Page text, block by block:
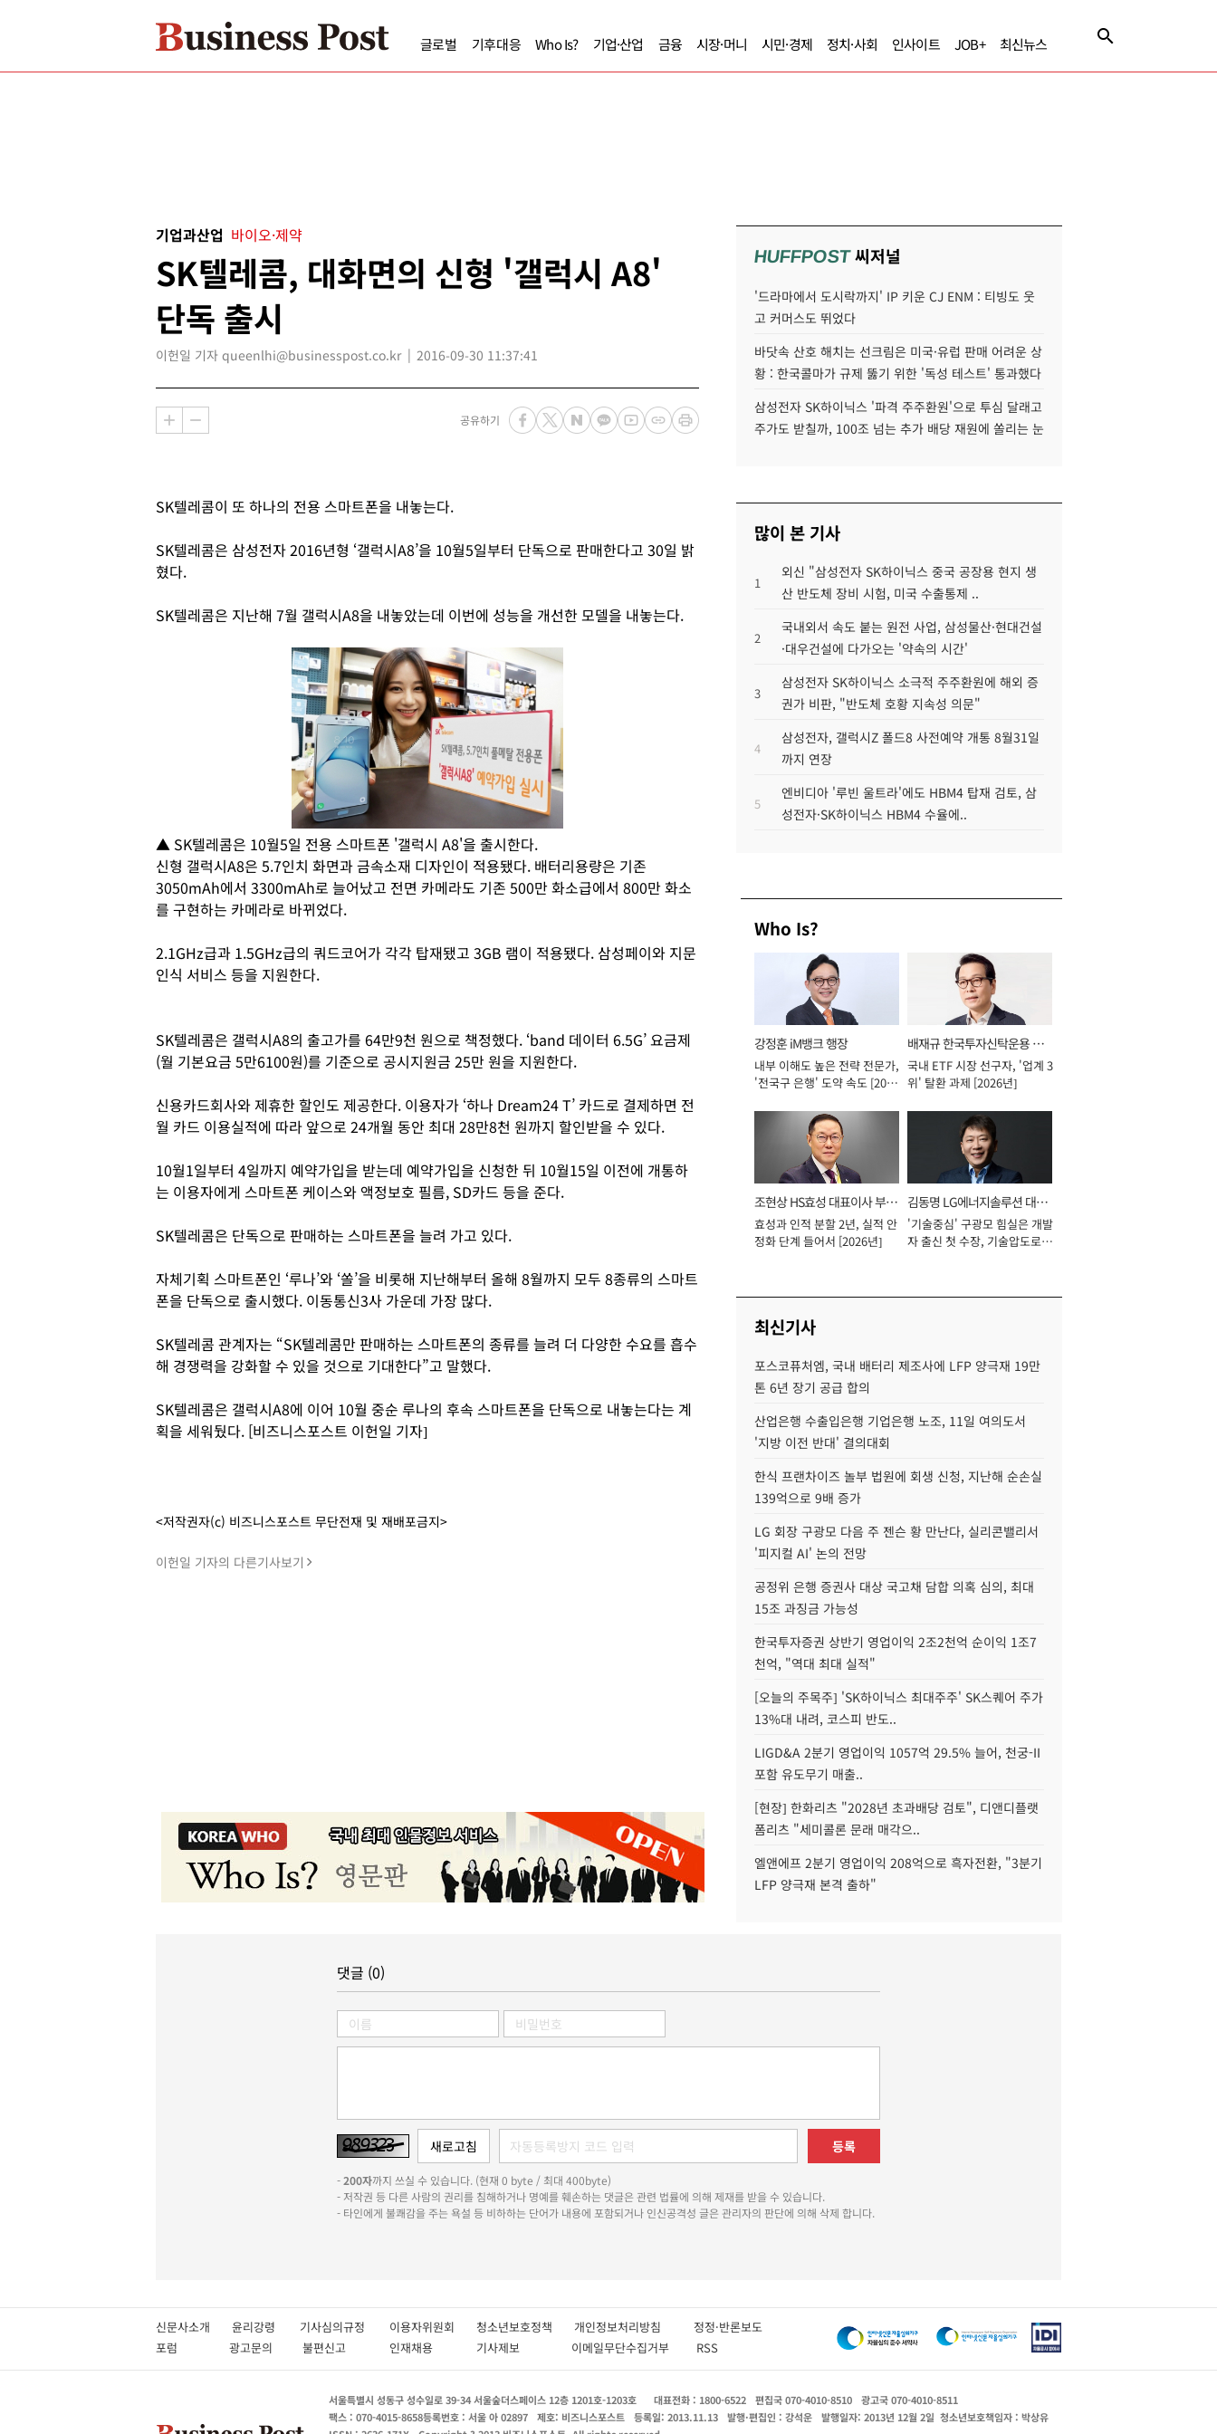
글로벌 기후대응 Who Is? 기업·산업 금융 시장·머니 시민·경제 정치·사회 인사이트 JOB+ 최신뉴스
기업과산업 바이오·제약
SK텔레콤, 대화면의 신형 '갤럭시 A8'
단독 출시
이헌일 기자 queenlhi@businesspost.co.kr 2016-09-30 11:37:41
공유하기
SK텔레콤이 또 하나의 전용 스마트폰을 내놓는다.
SK텔레콤은 삼성전자 2016년형 ‘갤럭시A8’을 10월5일부터 단독으로 판매한다고 30일 밝
혔다.
SK텔레콤은 지난해 7월 갤럭시A8을 내놓았는데 이번에 성능을 개선한 모델을 내놓는다.
▲ SK텔레콤은 10월5일 전용 스마트폰 '갤럭시 A8'을 출시한다.
신형 갤럭시A8은 5.7인치 화면과 금속소재 디자인이 적용됐다. 배터리용량은 기존
3050mAh에서 3300mAh로 늘어났고 전면 카메라도 기존 500만 화소급에서 800만 화소
를 구현하는 카메라로 바뀌었다.
2.1GHz급과 1.5GHz급의 쿼드코어가 각각 탑재됐고 3GB 램이 적용됐다. 삼성페이와 지문
인식 서비스 등을 지원한다.
SK텔레콤은 갤럭시A8의 출고가를 64만9천 원으로 책정했다. ‘band 데이터 6.5G’ 요금제
(월 기본요금 5만6100원)를 기준으로 공시지원금 25만 원을 지원한다.
신용카드회사와 제휴한 할인도 제공한다. 이용자가 ‘하나 Dream24 T’ 카드로 결제하면 전
월 카드 이용실적에 따라 앞으로 24개월 동안 최대 28만8천 원까지 할인받을 수 있다.
10월1일부터 4일까지 예약가입을 받는데 예약가입을 신청한 뒤 10월15일 이전에 개통하
는 이용자에게 스마트폰 케이스와 액정보호 필름, SD카드 등을 준다.
SK텔레콤은 단독으로 판매하는 스마트폰을 늘려 가고 있다.
자체기획 스마트폰인 ‘루나’와 ‘쏠’을 비롯해 지난해부터 올해 8월까지 모두 8종류의 스마트
폰을 단독으로 출시했다. 이동통신3사 가운데 가장 많다.
SK텔레콤 관계자는 “SK텔레콤만 판매하는 스마트폰의 종류를 늘려 더 다양한 수요를 흡수
해 경쟁력을 강화할 수 있을 것으로 기대한다”고 말했다.
SK텔레콤은 갤럭시A8에 이어 10월 중순 루나의 후속 스마트폰을 단독으로 내놓는다는 계
획을 세워뒀다. [비즈니스포스트 이헌일 기자]
<저작권자(c) 비즈니스포스트 무단전재 및 재배포금지>
이헌일 기자의 다른기사보기
HUFFPOST씨저널
'드라마에서 도시락까지' IP 키운 CJ ENM : 티빙도 웃
고 커머스도 뛰었다
바닷속 산호 해치는 선크림은 미국·유럽 판매 어려운 상
황 : 한국콜마가 규제 뚫기 위한 '독성 테스트' 통과했다
삼성전자 SK하이닉스 '파격 주주환원'으로 투심 달래고
주가도 받칠까, 100조 넘는 추가 배당 재원에 쏠리는 눈
많이 본 기사
1
외신 "삼성전자 SK하이닉스 중국 공장용 현지 생
산 반도체 장비 시험, 미국 수출통제 ..
2
국내외서 속도 붙는 원전 사업, 삼성물산·현대건설
·대우건설에 다가오는 '약속의 시간'
3
삼성전자 SK하이닉스 소극적 주주환원에 해외 증
권가 비판, "반도체 호황 지속성 의문"
4
삼성전자, 갤럭시Z 폴드8 사전예약 개통 8월31일
까지 연장
5
엔비디아 '루빈 울트라'에도 HBM4 탑재 검토, 삼
성전자·SK하이닉스 HBM4 수율에..
Who Is?
강정훈 iM뱅크 행장
내부 이해도 높은 전략 전문가,
'전국구 은행' 도약 속도 [2026
배재규 한국투자신탁운용 대
표이사 사장
국내 ETF 시장 선구자, '업계 3
위' 탈환 과제 [2026년]
조현상 HS효성 대표이사 부회
장
효성과 인적 분할 2년, 실적 안
정화 단계 들어서 [2026년]
김동명 LG에너지솔루션 대표
이사 사장
'기술중심' 구광모 힘실은 개발
자 출신 첫 수장, 기술압도로
최신기사
포스코퓨처엠, 국내 배터리 제조사에 LFP 양극재 19만
톤 6년 장기 공급 합의
산업은행 수출입은행 기업은행 노조, 11일 여의도서
'지방 이전 반대' 결의대회
한식 프랜차이즈 놀부 법원에 회생 신청, 지난해 순손실
139억으로 9배 증가
LG 회장 구광모 다음 주 젠슨 황 만난다, 실리콘밸리서
'피지컬 AI' 논의 전망
공정위 은행 증권사 대상 국고채 담합 의혹 심의, 최대
15조 과징금 가능성
한국투자증권 상반기 영업이익 2조2천억 순이익 1조7
천억, "역대 최대 실적"
[오늘의 주목주] 'SK하이닉스 최대주주' SK스퀘어 주가
13%대 내려, 코스피 반도..
LIGD&A 2분기 영업이익 1057억 29.5% 늘어, 천궁-II
포함 유도무기 매출..
[현장] 한화리츠 "2028년 초과배당 검토", 디앤디플랫
폼리츠 "세미콜론 문래 매각으..
엘앤에프 2분기 영업이익 208억으로 흑자전환, "3분기
LFP 양극재 본격 출하"
댓글 (0)
등록
-200자까지 쓰실 수 있습니다. (현재 0 byte / 최대 400byte)
- 저작권 등 다른 사람의 권리를 침해하거나 명예를 훼손하는 댓글은 관련 법률에 의해 제재를 받을 수 있습니다.
- 타인에게 불쾌감을 주는 욕설 등 비하하는 단어가 내용에 포함되거나 인신공격성 글은 관리자의 판단에 의해 삭제 합니다.
신문사소개 윤리강령 기사심의규정 이용자위원회 청소년보호정책 개인정보처리방침 정정·반론보도
포럼
광고문의 불편신고 인재채용 기사제보 이메일무단수집거부 RSS
서울특별시 성동구 성수일로 39-34 서울숲더스페이스 12층 1201호-1203호 대표전화 : 1800-6522 편집국 070-4010-8510
광고국 070-4010-8511
팩스 : 070-4015-8658등록번호 : 서울 아 02897 제호: 비즈니스포스트 등록일: 2013.11.13 발행·편집인 : 강석운 발행일자: 2013년 12월 2일 청소년보호책임자 : 박상유